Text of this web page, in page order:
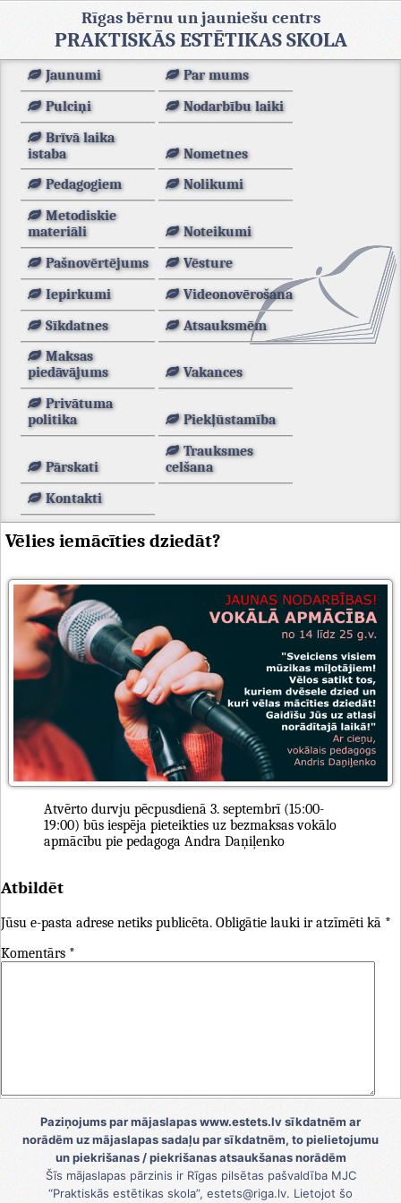
Rīgas bērnu un jauniešu centrs
PRAKTISKĀS ESTĒTIKAS SKOLA
Jaunumi
Par mums
Pulciņi
Nodarbību laiki
Brīvā laika
istaba
Nometnes
Pedagogiem
Nolikumi
Metodiskie
materiāli
Noteikumi
Pašnovērtējums
Vēsture
Iepirkumi
Videonovērošana
Sīkdatnes
Atsauksmēm
Maksas
piedāvājums
Vakances
Privātuma
politika
Piekļūstamība
Pārskati
Trauksmes
celšana
Kontakti
Vēlies iemācīties dziedāt?
Atvērto durvju pēcpusdienā 3. septembrī (15:00-
19:00) būs iespēja pieteikties uz bezmaksas vokālo
apmācību pie pedagoga Andra Daņiļenko
Atbildēt
Jūsu e-pasta adrese netiks publicēta. Obligātie lauki ir atzīmēti kā *
Komentārs *
*
Tīmekļa vietne
Paziņojums par mājaslapas www.estets.lv sīkdatnēm ar
norādēm uz mājaslapas sadaļu par sīkdatnēm, to pielietojumu
un piekrišanas / piekrišanas atsaukšanas norādēm
Šīs mājaslapas pārzinis ir Rīgas pilsētas pašvaldība MJC
“Praktiskās estētikas skola”, estets@riga.lv. Lietojot šo